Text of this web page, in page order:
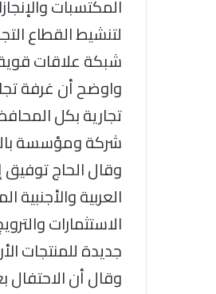
المكتسبات
لتنشيط القطاع
شبكة علاقات
شركة ومؤسسة
وقال الحاج توفيق
العربية
الاستثمارات
جديدة للمنتجات
وقال أن الاحتفال